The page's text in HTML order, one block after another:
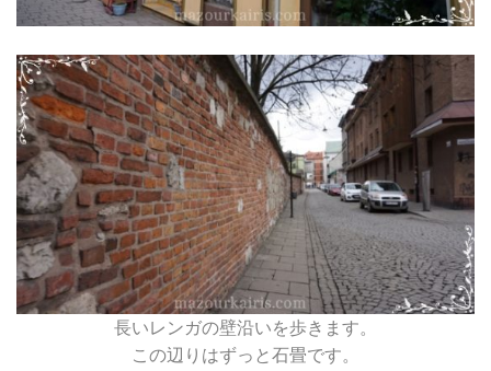
長いレンガの壁沿いを歩きます。
この辺りはずっと石畳です。